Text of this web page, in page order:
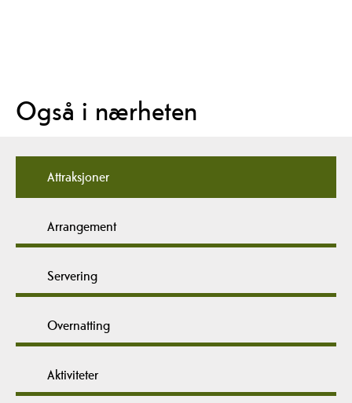
Også i nærheten
Attraksjoner
Arrangement
Servering
Overnatting
Aktiviteter